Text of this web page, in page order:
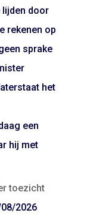
lijden door
rekenen op
sprake
het
een
hij met
toezicht
2026